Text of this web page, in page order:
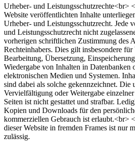
Urheber- und Leistungsschutzrechte<br>
Website veröffentlichten Inhalte
Urheber- und Leistungsschutzrecht. Jede
und Leistungsschutzrecht nicht
vorherigen schriftlichen Zustimmung des
Rechteinhabers. Dies gilt insbesondere
Bearbeitung, Übersetzung,
Wiedergabe von Inhalten in Datenbanken
elektronischen Medien und Systemen.
sind dabei als solche gekennzeichnet. Die
Vervielfältigung oder Weitergabe
Seiten ist nicht gestattet und strafbar.
Kopien und Downloads für den
kommerziellen Gebrauch ist erlaubt.<br>
dieser Website in fremden Frames ist nur
zulässig.